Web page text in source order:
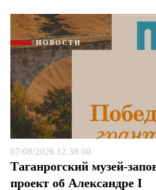
НОВОСТИ
07/08/2026 12:38:00
Таганрогский музей-
проект об Александре I